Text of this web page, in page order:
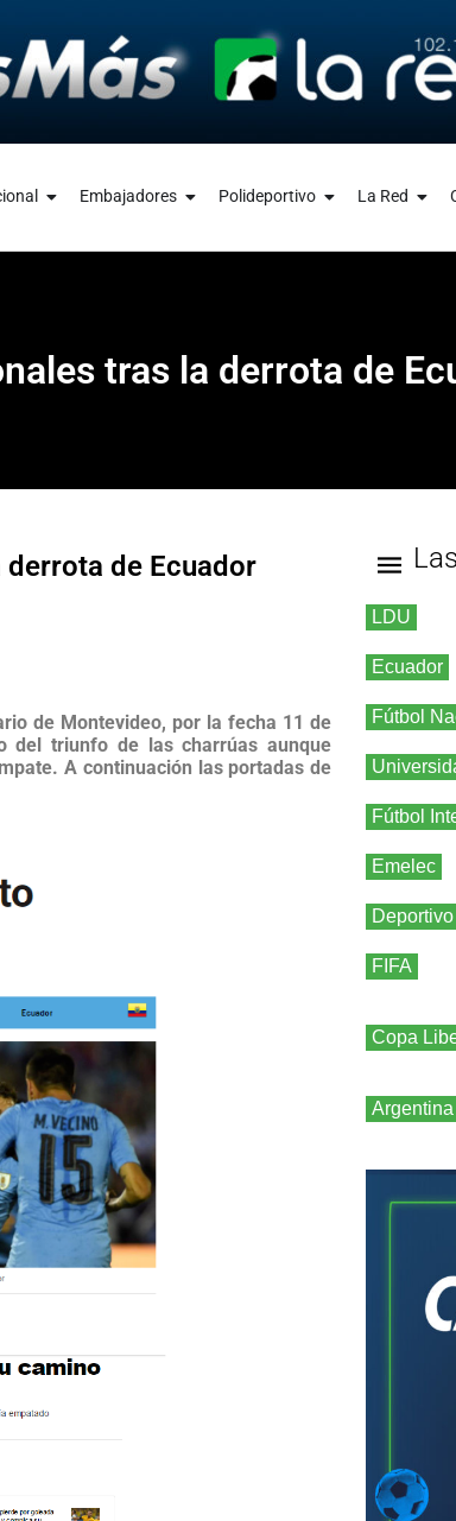
Embajadores Polideportivo La Red
tras la derrota de
de Ecuador
de Montevideo, por la fecha 11 de
del triunfo de las charrúas aunque
A continuación las portadas de
LDU
Ecuador
Fútbol
Fútbol
Emelec
FIFA
Copa
Argentina